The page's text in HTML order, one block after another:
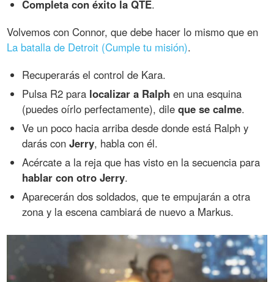
Completa con éxito la QTE.
Volvemos con Connor, que debe hacer lo mismo que en
La batalla de Detroit (Cumple tu misión).
Recuperarás el control de Kara.
Pulsa R2 para localizar a Ralph en una esquina
(puedes oírlo perfectamente), dileque se calme.
Ve un poco hacia arriba desde donde está Ralph y
darás conJerry, habla con él.
Acércate a la reja que has visto en la secuencia para
hablar con otro Jerry.
Aparecerán dos soldados, que te empujarán a otra
zona y la escena cambiará de nuevo a Markus.